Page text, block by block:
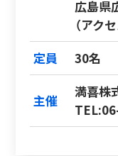
広島県
（アク
定員
30名
主催
満喜株